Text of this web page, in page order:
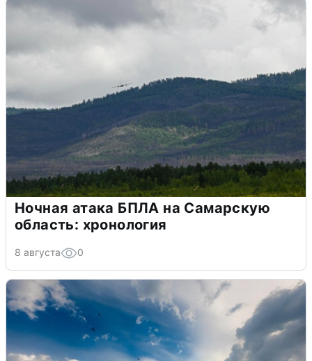
Ночная атака БПЛА на Самарскую
область: хронология
8 августа 0